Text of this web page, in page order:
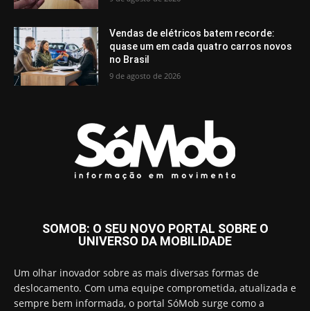
Vendas de elétricos batem recorde:
quase um em cada quatro carros novos
no Brasil
9 de agosto de 2026
SOMOB: O SEU NOVO PORTAL SOBRE O
UNIVERSO DA MOBILIDADE
Um olhar inovador sobre as mais diversas formas de
deslocamento. Com uma equipe comprometida, atualizada e
sempre bem informada, o portal SóMob surge como a